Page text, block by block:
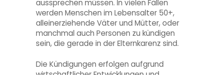
aussprechen müssen. In vielen Fällen
werden Menschen im Lebensalter 50+,
alleinerziehende Väter und Mütter, oder
manchmal auch Personen zu kündigen
sein, die gerade in der Elternkarenz sind.
Die Kündigungen erfolgen aufgrund